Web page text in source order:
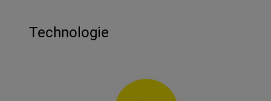
Technologie